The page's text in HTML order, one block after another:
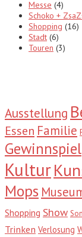
Messe (4)
Schoko +
Shopping (16)
Stadt (6)
Touren (3)
Ausstellung
Essen Familie
Gewinnspiel
Kultur
Mops
Shopping Show
Trinken Verlosung